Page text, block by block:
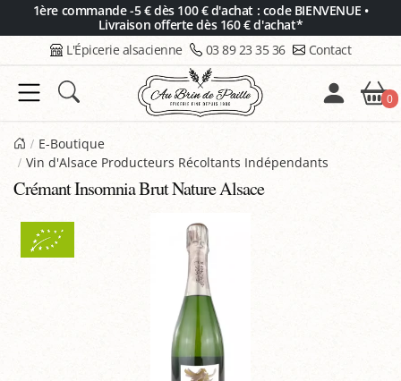
1ère commande -5 € dès 100 € d'achat : code BIENVENUE •
Livraison offerte dès 160 € d'achat*
L'Épicerie alsacienne 03 89 23 35 36 Contact
0
E-Boutique
Vin d'Alsace Producteurs Récoltants Indépendants
Crémant Insomnia Brut Nature Alsace
Panneau de gestion des cookies